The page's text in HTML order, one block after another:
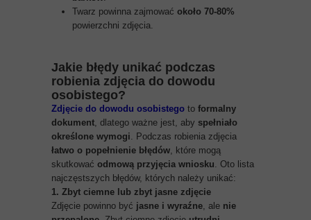
Twarz powinna zajmować około 70-80%
powierzchni zdjęcia.
Jakie błędy unikać podczas
robienia zdjęcia do dowodu
osobistego?
Zdjęcie do dowodu osobistego to formalny
dokument, dlatego ważne jest, aby spełniało
określone wymogi. Podczas robienia zdjęcia
łatwo o popełnienie błędów, które mogą
skutkować odmową przyjęcia wniosku. Oto lista
najczęstszych błędów, których należy unikać:
1. Zbyt ciemne lub zbyt jasne zdjęcie
Zdjęcie powinno być jasne i wyraźne, ale nie